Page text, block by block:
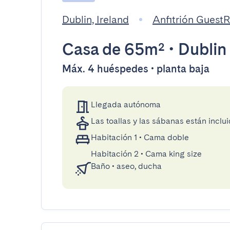
Dublin, Ireland Anfitrión
Casade 65m² • Dublin
Máx. 4 huéspedes • planta baja
Llegada autónoma
Las toallas y las sábanas están
Habitación 1 • Cama doble
Habitación 2 • Cama king size
Baño • aseo, ducha